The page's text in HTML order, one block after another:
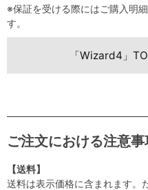
※保証を受ける際にはご購入明
す。
「Wizard4」
ご注文における注意
【送料】
送料は表示価格に含まれます。